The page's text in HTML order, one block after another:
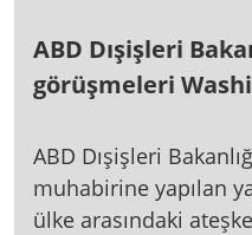
ABD Dışişleri
görüşmeleri
ABD Dışişleri
muhabirine yapılan
ülke arasındaki